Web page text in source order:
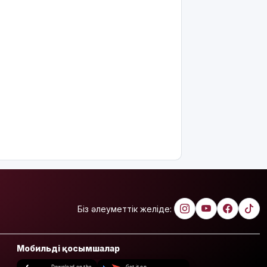
Біз әлеуметтік желіде:
Мобильді қосымшалар